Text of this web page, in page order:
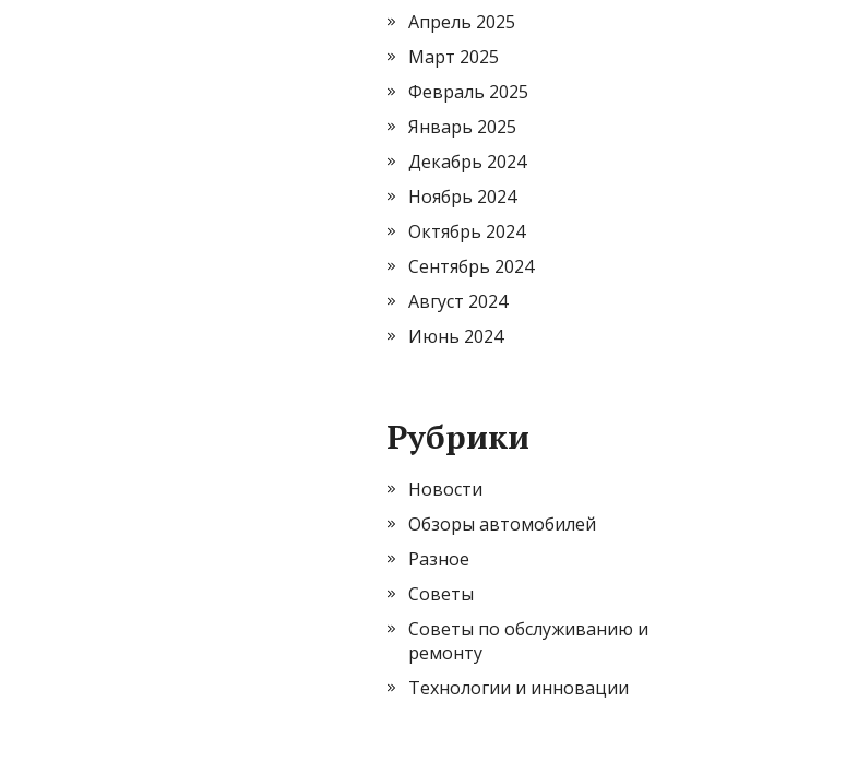
Апрель 2025
Март 2025
Февраль 2025
Январь 2025
Декабрь 2024
Ноябрь 2024
Октябрь 2024
Сентябрь 2024
Август 2024
Июнь 2024
Рубрики
Новости
Обзоры автомобилей
Разное
Советы
Советы по обслуживанию и
ремонту
Технологии и инновации